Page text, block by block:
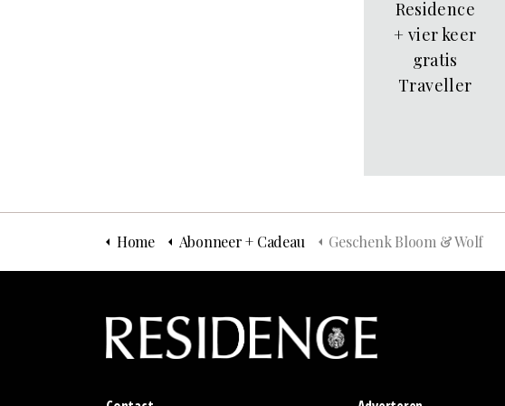
Residence
+ vier keer
gratis
Traveller
Home Abonneer + Cadeau Geschenk Bloom & Wolf